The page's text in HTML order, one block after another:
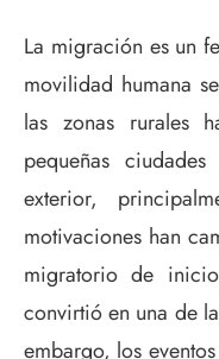
La migración es un
movilidad humana
las zonas rurales
pequeñas
exterior,
motivaciones han
migratorio de
convirtió en una de
embargo, los